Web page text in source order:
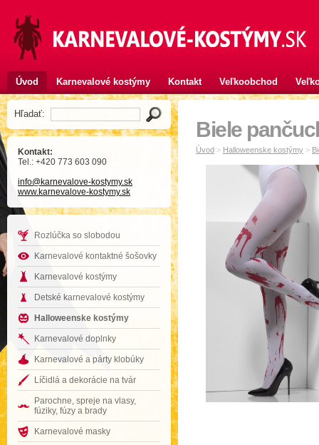
Úvod Karnevalové kostýmy Kontakt Veľkoobchod
Hľadať:
Kontakt:
Tel.: +420 773 603 090
info@karnevalove-kostymy.sk
www.karnevalove-kostymy.sk
Rozlúčka so slobodou
Karnevalové kontaktné šošovky
Karnevalové kostýmy
Detské karnevalové kostýmy
Halloweenske kostýmy
Karnevalové doplnky
Karnevalové a párty klobúky
Líčidlá a dekorácie na tvár
Parochne, spreje na vlasy,
fúziky, fúzy a brady
Karnevalové masky
Biele
Úvod > Halloweenske kostýmy >